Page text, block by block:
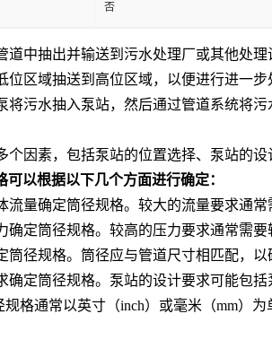
否
中抽出并输送到污水处理厂或其他处
区域抽送到高位区域，以便进行进一
将污水抽入泵站，然后通过管道系统将
因素，包括泵站的位置选择、泵站的设
以根据以下几个方面进行确定：
流量确定筒径规格。较大的流量要求通常
确定筒径规格。较高的压力要求通常需要
径规格。筒径应与管道尺寸相匹配，以
确定筒径规格。泵站的设计要求可能包
格通常以英寸（inch）或毫米（mm）